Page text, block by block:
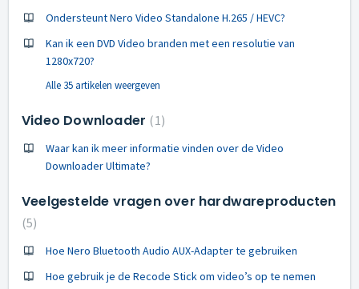
Ondersteunt Nero Video Standalone H.265 / HEVC?
Kan ik een DVD Video branden met een resolutie van
1280x720?
Alle 35 artikelen weergeven
Video Downloader 1
Waar kan ik meer informatie vinden over de Video
Downloader Ultimate?
Veelgestelde vragen over hardwareproducten
5
Hoe Nero Bluetooth Audio AUX-Adapter te gebruiken
Hoe gebruik je de Recode Stick om video’s op te nemen